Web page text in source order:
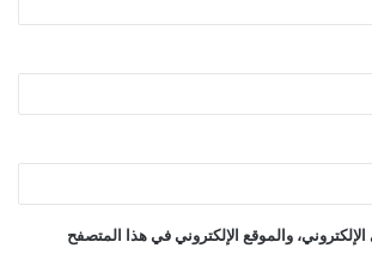
والموقع الإلكتروني في هذا المتصفح